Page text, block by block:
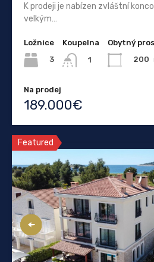
K prodeji je nabízen zvláštní
velkým…
Ložnice
3
Koupelna
1
Obytný
200
Na prodej
189.000€
Featured